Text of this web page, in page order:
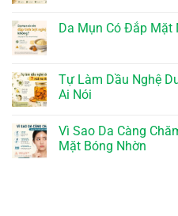
Da Mụn Có Đắp Mặt
Tự Làm Dầu Nghệ
Ai Nói
Vì Sao Da Càng
Mặt Bóng Nhờn